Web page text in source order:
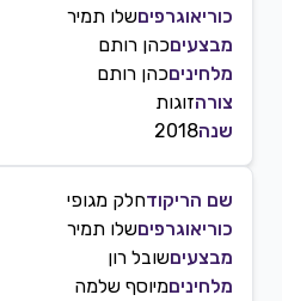
כוריאוגרפיםשלו תמיר
מבצעיםכהן רותם
מלחיניםכהן רותם
צורהזוגות
שנה2018
שם הריקודחלק מגופי
כוריאוגרפיםשלו תמיר
מבצעיםשובל רון
מלחיניםמיוסף שלמה